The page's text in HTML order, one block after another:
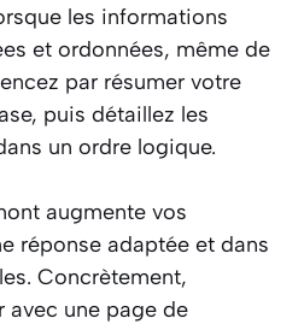
les informations
et ordonnées, même de
par résumer votre
puis détaillez les
un ordre logique.
augmente vos
réponse adaptée et dans
Concrètement,
avec une page de